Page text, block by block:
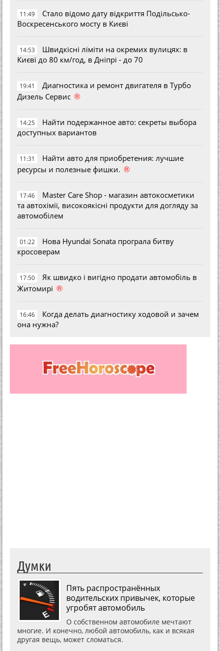
11:49
Стало відомо дату відкриття Подільсько-
Воскресенського мосту в Києві
14:53
Швидкісні ліміти на окремих вулицях: в
Києві до 80 км/год, в Дніпрі - до 70
19:41
Диагностика и ремонт двигателя в Турбо
Дизель Сервис ®
14:25
Найти подержанное авто: секреты выбора
доступных вариантов
11:31
Найти авто для приобретения: лучшие
ресурсы и полезные фишки. ®
17:46
Master Care Shop - магазин автокосметики
та автохімії, високоякісні продукти для догляду за
автомобілем
01:22
Нова Hyundai Sonata програла битву
кросоверам
17:50
Як швидко і вигідно продати автомобіль в
Житомирі ®
16:46
Когда делать диагностику ходовой и зачем
она нужна?
Думки
Пять распространённых
водительских привычек, которые
угробят автомобиль
О собственном автомобиле мечтают
многие. И конечно, любой автомобиль, как и всякая
другая вещь, может сломаться.